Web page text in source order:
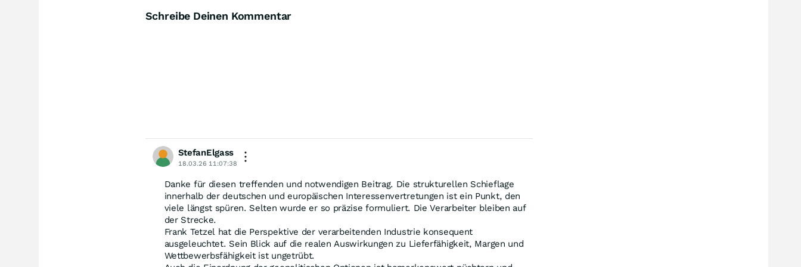
Schreibe Deinen Kommentar
StefanElgass
18.03.26 11:07:38
Danke für diesen treffenden und notwendigen Beitrag. Die strukturellen Schieflage
innerhalb der deutschen und europäischen Interessenvertretungen ist ein Punkt, den
viele längst spüren. Selten wurde er so präzise formuliert. Die Verarbeiter bleiben auf
der Strecke.
Frank Tetzel hat die Perspektive der verarbeitenden Industrie konsequent
ausgeleuchtet. Sein Blick auf die realen Auswirkungen zu Lieferfähigkeit, Margen und
Wettbewerbsfähigkeit ist ungetrübt.